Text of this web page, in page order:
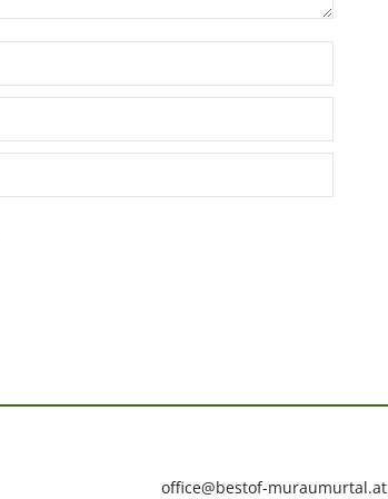
office@bestof-muraumurtal.at